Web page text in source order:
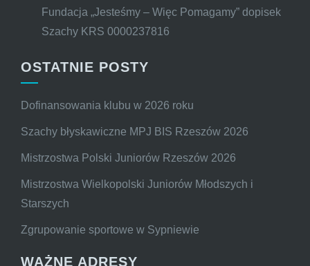
Fundacja „Jesteśmy – Więc Pomagamy” dopisek
Szachy KRS 0000237816
OSTATNIE POSTY
Dofinansowania klubu w 2026 roku
Szachy błyskawiczne MPJ BIS Rzeszów 2026
Mistrzostwa Polski Juniorów Rzeszów 2026
Mistrzostwa Wielkopolski Juniorów Młodszych i
Starszych
Zgrupowanie sportowe w Sypniewie
WAŻNE ADRESY